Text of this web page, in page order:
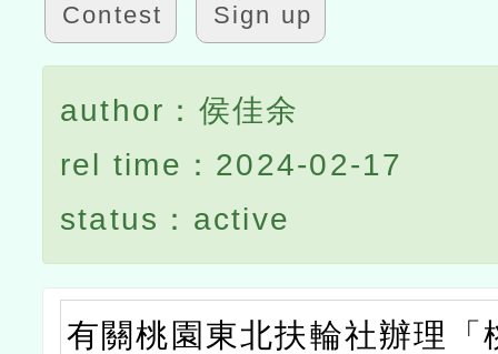
Contest Sign up
author：侯佳余
rel time：2024-02-17
status：active
有關桃園東北扶輪社辦理「